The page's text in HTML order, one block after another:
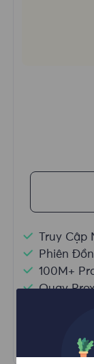
Truy
Phiên
100M+
Quay
HTTP(S)/